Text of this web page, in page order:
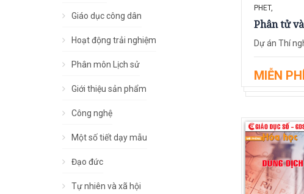
PHET,
Phân tử
Dự án Thí
MIỄN PHÍ
Giáo dục công dân
Hoạt động trải nghiệm
Phân môn Lịch sử
Giới thiệu sản phẩm
Công nghệ
Một số tiết dạy mẫu
Đạo đức
Tự nhiên và xã hội